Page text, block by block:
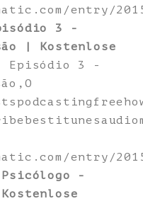
entry/
3 -
| Kostenlose
Episódio 3 -
entry/
Psicólogo -